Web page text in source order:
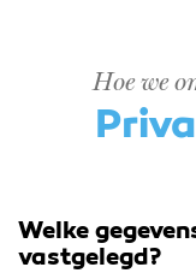
Hoe we
Welke
vastgelegd?